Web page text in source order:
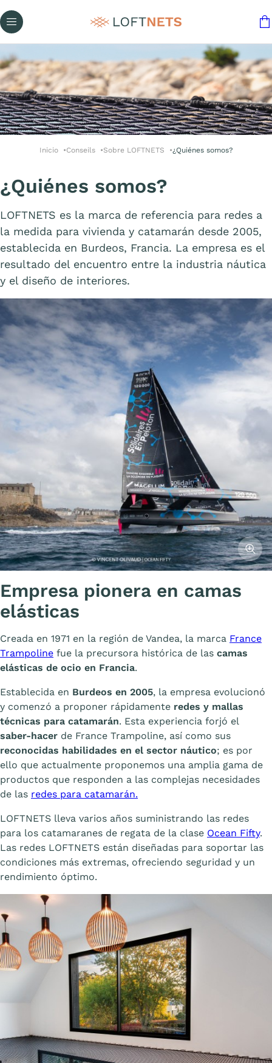
Inicio Conseils Sobre LOFTNETS ¿Quiénes somos?
¿Quiénes somos?
LOFTNETS es la marca de referencia para redes a
la medida para vivienda y catamarán desde 2005,
establecida en Burdeos, Francia. La empresa es el
resultado del encuentro entre la industria náutica
y el diseño de interiores.
Empresa pionera en camas
elásticas
Creada en 1971 en la región de Vandea, la marca France
Trampoline fue la precursora histórica de las camas
elásticas de ocio en Francia.
Establecida en Burdeos en 2005, la empresa evolucionó
y comenzó a proponer rápidamente redes y mallas
técnicas para catamarán. Esta experiencia forjó el
saber-hacer de France Trampoline, así como sus
reconocidas habilidades en el sector náutico; es por
ello que actualmente proponemos una amplia gama de
productos que responden a las complejas necesidades
de las redes para catamarán.
LOFTNETS lleva varios años suministrando las redes
para los catamaranes de regata de la clase Ocean Fifty.
Las redes LOFTNETS están diseñadas para soportar las
condiciones más extremas, ofreciendo seguridad y un
rendimiento óptimo.